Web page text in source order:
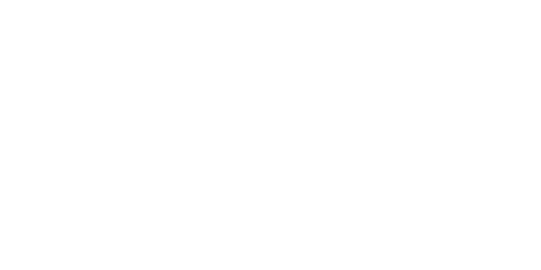
اقدام و همچنین پیگیر فعالیت های جاری کنفرانس نیز باشند.
فرآیندهای یاددهی–یادگیری فراهم شد.
خود را برای داوری و انتشار در مجموعه مقالات کنفرانس ارسال نمایند.